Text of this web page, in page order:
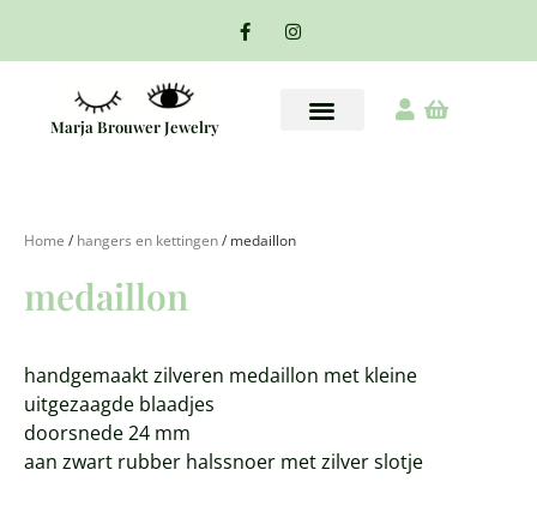
Marja Brouwer Jewelry
Home / hangers en kettingen/ medaillon
medaillon
handgemaakt zilveren medaillon met kleine
uitgezaagde blaadjes
doorsnede 24 mm
aan zwart rubber halssnoer met zilver slotje